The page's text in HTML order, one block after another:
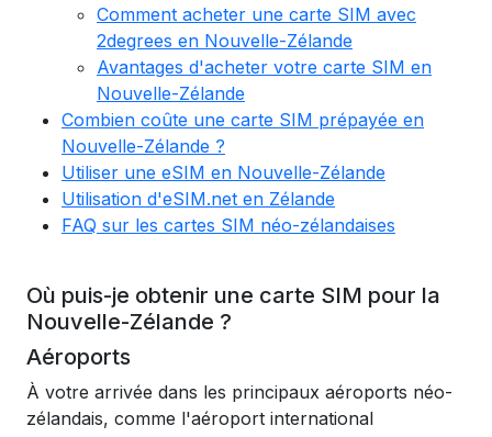
Comment acheter une carte SIM avec
2degrees en Nouvelle-Zélande
Avantages d'acheter votre carte SIM en
Nouvelle-Zélande
Combien coûte une carte SIM prépayée en
Nouvelle-Zélande ?
Utiliser une eSIM en Nouvelle-Zélande
Utilisation d'eSIM.net en Zélande
FAQ sur les cartes SIM néo-zélandaises
Où puis-je obtenir une carte SIM pour la
Nouvelle-Zélande ?
Aéroports
À votre arrivée dans les principaux aéroports néo-
zélandais, comme l'aéroport international